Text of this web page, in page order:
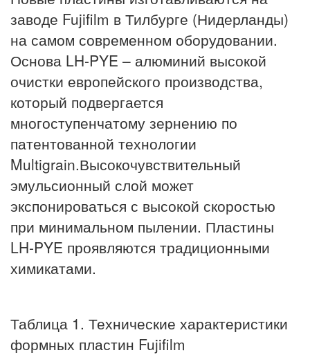
заводе Fujifilm в Тилбурге (Нидерланды)
на самом современном оборудовании.
Основа LH-PYE – алюминий высокой
очистки европейского производства,
который подвергается
многоступенчатому зернению по
патентованной технологии
Multigrain.Высокочувствительный
эмульсионный слой может
экспонироваться с высокой скоростью
при минимальном пылении. Пластины
LH-PYE проявляются традиционными
химикатами.
Таблица 1. Технические характеристики
формных пластин Fujifilm